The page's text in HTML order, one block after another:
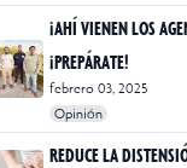
#bienestar
#Opinión
#Principal
¡AHÍ VIENEN LOS
¡PREPÁRATE!
febrero 03, 2025
Opinión
#Bar Emprende
#Opinión
#Principal
REDUCE LA